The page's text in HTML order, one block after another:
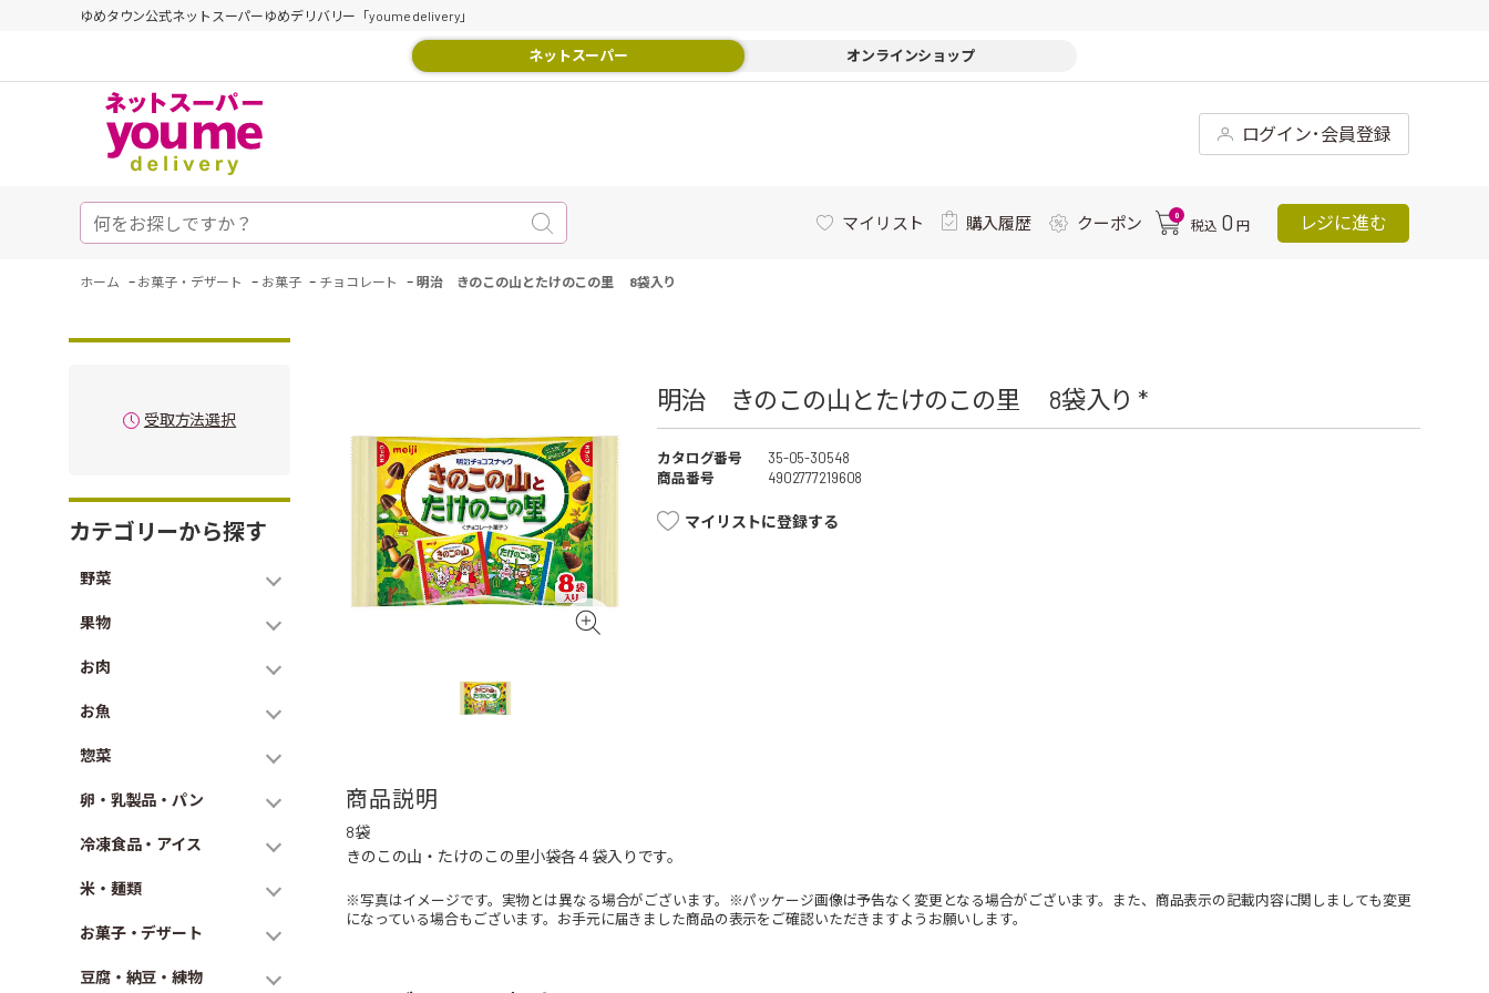
ゆめタウン公式ネットスーパーゆめデリバリー「youme delivery」
ネットスーパー オンラインショップ
ログイン･会員登録
マイリスト 購入履歴 クーポン 0
税込 0 円 レジに進む
ホーム - お菓子・デザート - お菓子 - チョコレート - 明治 きのこの山とたけのこの里 8袋入り
受取方法選択
カテゴリーから探す
野菜
果物
お肉
お魚
惣菜
卵・乳製品・パン
冷凍食品・アイス
米・麺類
お菓子・デザート
豆腐・納豆・練物
明治 きのこの山とたけのこの里 8袋入り *
カタログ番号
35-05-30548
商品番号
4902777219608
マイリストに登録する
商品説明
8袋
きのこの山・たけのこの里小袋各４袋入りです。
※写真はイメージです。実物とは異なる場合がございます。※パッケージ画像は予告なく変更となる場合がございます。また、商品表示の記載内容に関しましても変更
になっている場合もございます。お手元に届きました商品の表示をご確認いただきますようお願いします。